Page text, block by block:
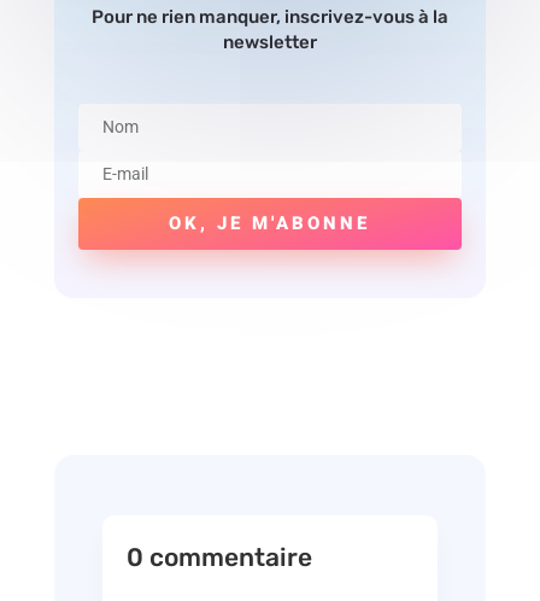
Pour ne rien manquer, inscrivez-vous à la
newsletter
OK, JE M'ABONNE
0 commentaire